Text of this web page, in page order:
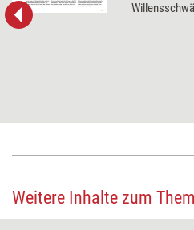
Weitere Inhalte zum